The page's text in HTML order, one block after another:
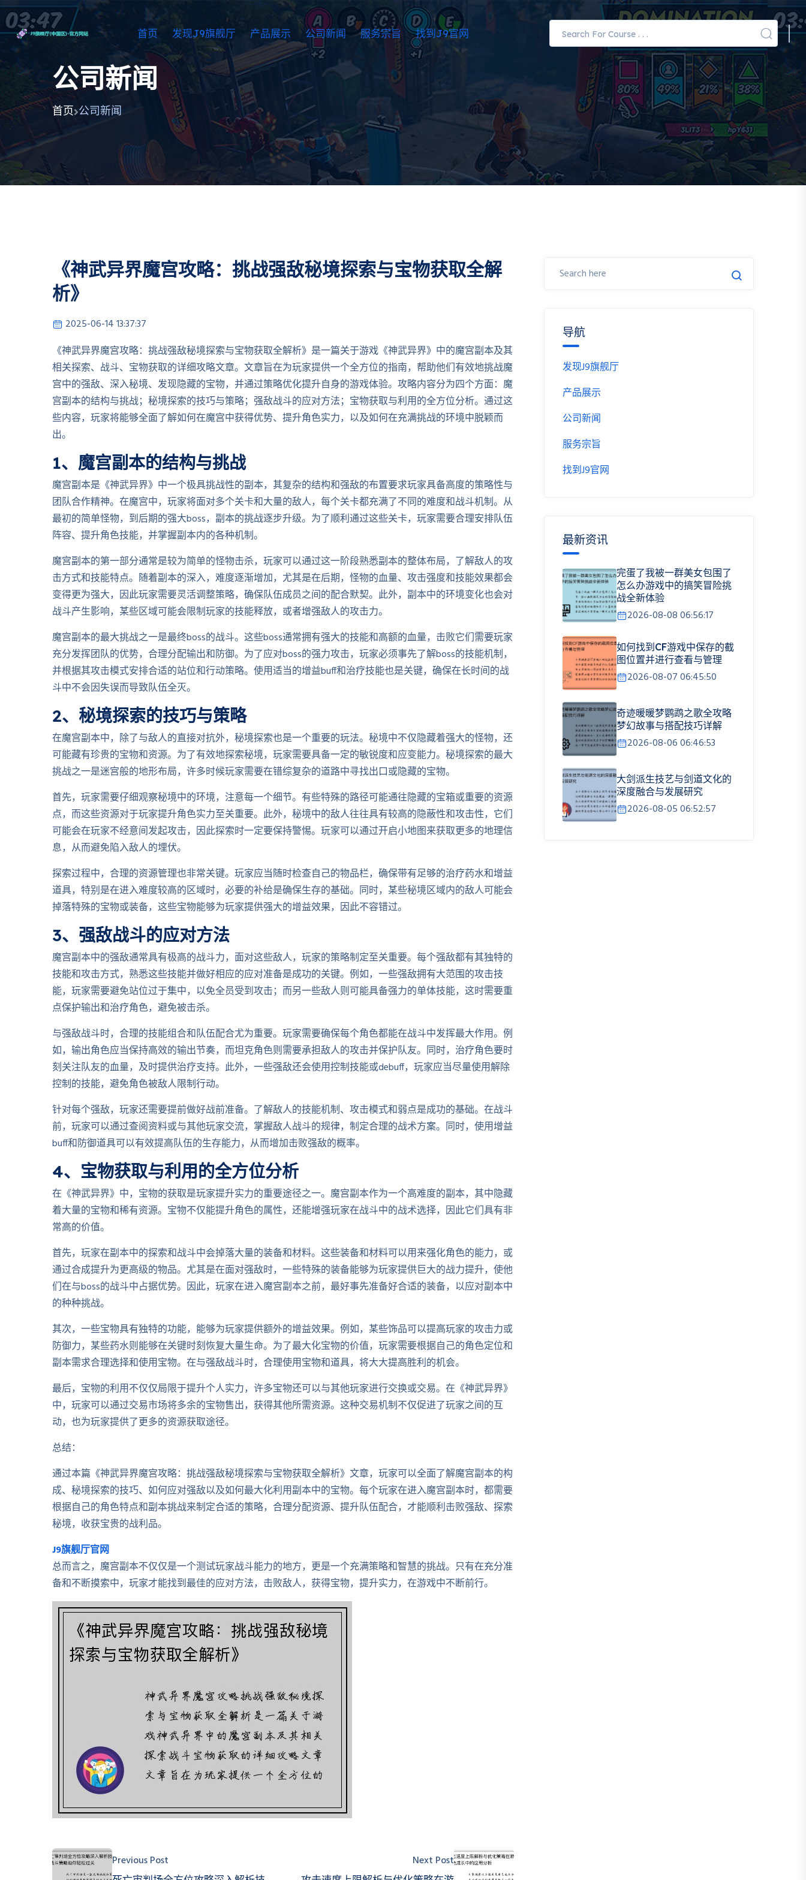
首页 发现J9旗舰厅 产品展示 公司新闻 服务宗旨 找到J9官网
公司新闻
首页 公司新闻
《神武异界魔宫攻略：挑战强敌秘境探索与宝物获取全解
析》
2025-06-14 13:37:37
《神武异界魔宫攻略：挑战强敌秘境探索与宝物获取全解析》是一篇关于游戏《神武异界》中的魔宫副本及其
相关探索、战斗、宝物获取的详细攻略文章。文章旨在为玩家提供一个全方位的指南，帮助他们有效地挑战魔
宫中的强敌、深入秘境、发现隐藏的宝物，并通过策略优化提升自身的游戏体验。攻略内容分为四个方面：魔
宫副本的结构与挑战；秘境探索的技巧与策略；强敌战斗的应对方法；宝物获取与利用的全方位分析。通过这
些内容，玩家将能够全面了解如何在魔宫中获得优势、提升角色实力，以及如何在充满挑战的环境中脱颖而
出。
1、魔宫副本的结构与挑战
魔宫副本是《神武异界》中一个极具挑战性的副本，其复杂的结构和强敌的布置要求玩家具备高度的策略性与
团队合作精神。在魔宫中，玩家将面对多个关卡和大量的敌人，每个关卡都充满了不同的难度和战斗机制。从
最初的简单怪物，到后期的强大boss，副本的挑战逐步升级。为了顺利通过这些关卡，玩家需要合理安排队伍
阵容、提升角色技能，并掌握副本内的各种机制。
魔宫副本的第一部分通常是较为简单的怪物击杀，玩家可以通过这一阶段熟悉副本的整体布局，了解敌人的攻
击方式和技能特点。随着副本的深入，难度逐渐增加，尤其是在后期，怪物的血量、攻击强度和技能效果都会
变得更为强大，因此玩家需要灵活调整策略，确保队伍成员之间的配合默契。此外，副本中的环境变化也会对
战斗产生影响，某些区域可能会限制玩家的技能释放，或者增强敌人的攻击力。
魔宫副本的最大挑战之一是最终boss的战斗。这些boss通常拥有强大的技能和高额的血量，击败它们需要玩家
充分发挥团队的优势，合理分配输出和防御。为了应对boss的强力攻击，玩家必须事先了解boss的技能机制，
并根据其攻击模式安排合适的站位和行动策略。使用适当的增益buff和治疗技能也是关键，确保在长时间的战
斗中不会因失误而导致队伍全灭。
2、秘境探索的技巧与策略
在魔宫副本中，除了与敌人的直接对抗外，秘境探索也是一个重要的玩法。秘境中不仅隐藏着强大的怪物，还
可能藏有珍贵的宝物和资源。为了有效地探索秘境，玩家需要具备一定的敏锐度和应变能力。秘境探索的最大
挑战之一是迷宫般的地形布局，许多时候玩家需要在错综复杂的道路中寻找出口或隐藏的宝物。
首先，玩家需要仔细观察秘境中的环境，注意每一个细节。有些特殊的路径可能通往隐藏的宝箱或重要的资源
点，而这些资源对于玩家提升角色实力至关重要。此外，秘境中的敌人往往具有较高的隐蔽性和攻击性，它们
可能会在玩家不经意间发起攻击，因此探索时一定要保持警惕。玩家可以通过开启小地图来获取更多的地理信
息，从而避免陷入敌人的埋伏。
探索过程中，合理的资源管理也非常关键。玩家应当随时检查自己的物品栏，确保带有足够的治疗药水和增益
道具，特别是在进入难度较高的区域时，必要的补给是确保生存的基础。同时，某些秘境区域内的敌人可能会
掉落特殊的宝物或装备，这些宝物能够为玩家提供强大的增益效果，因此不容错过。
3、强敌战斗的应对方法
魔宫副本中的强敌通常具有极高的战斗力，面对这些敌人，玩家的策略制定至关重要。每个强敌都有其独特的
技能和攻击方式，熟悉这些技能并做好相应的应对准备是成功的关键。例如，一些强敌拥有大范围的攻击技
能，玩家需要避免站位过于集中，以免全员受到攻击；而另一些敌人则可能具备强力的单体技能，这时需要重
点保护输出和治疗角色，避免被击杀。
与强敌战斗时，合理的技能组合和队伍配合尤为重要。玩家需要确保每个角色都能在战斗中发挥最大作用。例
如，输出角色应当保持高效的输出节奏，而坦克角色则需要承担敌人的攻击并保护队友。同时，治疗角色要时
刻关注队友的血量，及时提供治疗支持。此外，一些强敌还会使用控制技能或debuff，玩家应当尽量使用解除
控制的技能，避免角色被敌人限制行动。
针对每个强敌，玩家还需要提前做好战前准备。了解敌人的技能机制、攻击模式和弱点是成功的基础。在战斗
前，玩家可以通过查阅资料或与其他玩家交流，掌握敌人战斗的规律，制定合理的战术方案。同时，使用增益
buff和防御道具可以有效提高队伍的生存能力，从而增加击败强敌的概率。
4、宝物获取与利用的全方位分析
在《神武异界》中，宝物的获取是玩家提升实力的重要途径之一。魔宫副本作为一个高难度的副本，其中隐藏
着大量的宝物和稀有资源。宝物不仅能提升角色的属性，还能增强玩家在战斗中的战术选择，因此它们具有非
常高的价值。
首先，玩家在副本中的探索和战斗中会掉落大量的装备和材料。这些装备和材料可以用来强化角色的能力，或
通过合成提升为更高级的物品。尤其是在面对强敌时，一些特殊的装备能够为玩家提供巨大的战力提升，使他
们在与boss的战斗中占据优势。因此，玩家在进入魔宫副本之前，最好事先准备好合适的装备，以应对副本中
的种种挑战。
其次，一些宝物具有独特的功能，能够为玩家提供额外的增益效果。例如，某些饰品可以提高玩家的攻击力或
防御力，某些药水则能够在关键时刻恢复大量生命。为了最大化宝物的价值，玩家需要根据自己的角色定位和
副本需求合理选择和使用宝物。在与强敌战斗时，合理使用宝物和道具，将大大提高胜利的机会。
最后，宝物的利用不仅仅局限于提升个人实力，许多宝物还可以与其他玩家进行交换或交易。在《神武异界》
中，玩家可以通过交易市场将多余的宝物售出，获得其他所需资源。这种交易机制不仅促进了玩家之间的互
动，也为玩家提供了更多的资源获取途径。
总结：
通过本篇《神武异界魔宫攻略：挑战强敌秘境探索与宝物获取全解析》文章，玩家可以全面了解魔宫副本的构
成、秘境探索的技巧、如何应对强敌以及如何最大化利用副本中的宝物。每个玩家在进入魔宫副本时，都需要
根据自己的角色特点和副本挑战来制定合适的策略，合理分配资源、提升队伍配合，才能顺利击败强敌、探索
秘境，收获宝贵的战利品。
J9旗舰厅官网
总而言之，魔宫副本不仅仅是一个测试玩家战斗能力的地方，更是一个充满策略和智慧的挑战。只有在充分准
备和不断摸索中，玩家才能找到最佳的应对方法，击败敌人，获得宝物，提升实力，在游戏中不断前行。
Previous Post Next Post
导航
发现J9旗舰厅
产品展示
公司新闻
服务宗旨
找到J9官网
最新资讯
完蛋了我被一群美女包围了
怎么办游戏中的搞笑冒险挑
战全新体验
2026-08-08 06:56:17
如何找到CF游戏中保存的截
图位置并进行查看与管理
2026-08-07 06:45:50
奇迹暖暖梦鹦鹉之歌全攻略
梦幻故事与搭配技巧详解
2026-08-06 06:46:53
大剑派生技艺与剑道文化的
深度融合与发展研究
2026-08-05 06:52:57